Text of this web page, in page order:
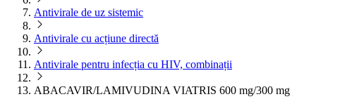
Antivirale de uz sistemic
Antivirale cu acțiune directă
Antivirale pentru infecția cu HIV, combinații
ABACAVIR/LAMIVUDINA VIATRIS 600 mg/300 mg